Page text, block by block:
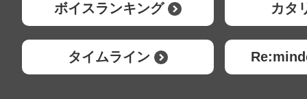
ボイスランキング カタ
タイムライン